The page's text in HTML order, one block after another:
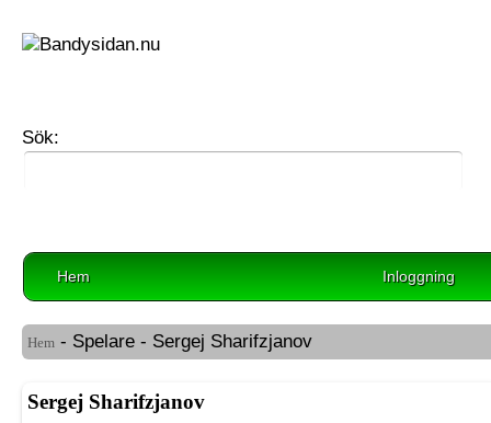
Sök:
Hem Inloggning
Hem - Spelare - Sergej Sharifzjanov
Sergej Sharifzjanov